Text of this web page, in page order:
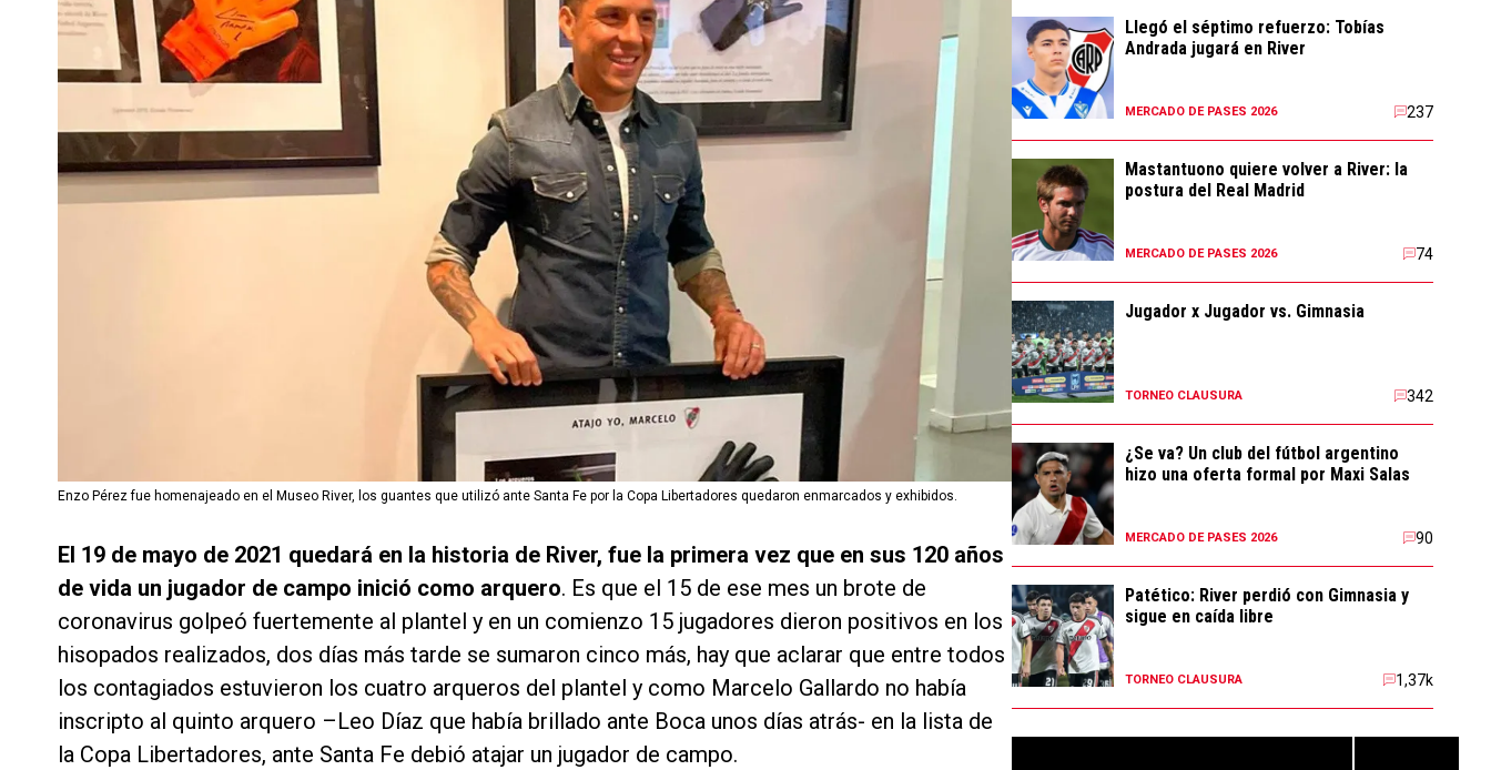
Enzo Pérez fue homenajeado en el Museo River, los guantes que utilizó ante Santa Fe por la Copa Libertadores quedaron enmarcados y exhibidos.
El 19 de mayo de 2021 quedará en la historia de River, fue la primera vez que en sus 120 años
de vida un jugador de campo inició como arquero. Es que el 15 de ese mes un brote de
coronavirus golpeó fuertemente al plantel y en un comienzo 15 jugadores dieron positivos en los
hisopados realizados, dos días más tarde se sumaron cinco más, hay que aclarar que entre todos
los contagiados estuvieron los cuatro arqueros del plantel y como Marcelo Gallardo no había
inscripto al quinto arquero –Leo Díaz que había brillado ante Boca unos días atrás- en la lista de
la Copa Libertadores, ante Santa Fe debió atajar un jugador de campo.
Llegó el séptimo refuerzo: Tobías
Andrada jugará en River
MERCADO DE PASES 2026 237
Mastantuono quiere volver a River: la
postura del Real Madrid
MERCADO DE PASES 2026 74
Jugador x Jugador vs. Gimnasia
TORNEO CLAUSURA 342
¿Se va? Un club del fútbol argentino
hizo una oferta formal por Maxi Salas
MERCADO DE PASES 2026 90
Patético: River perdió con Gimnasia y
sigue en caída libre
TORNEO CLAUSURA 1,37k